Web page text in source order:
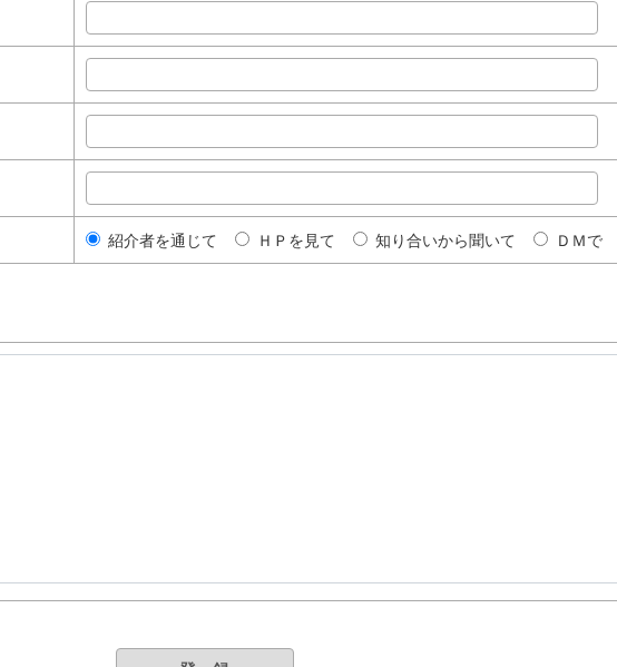
紹介者を通じて ＨＰを見て 知り合いから聞いて ＤＭで